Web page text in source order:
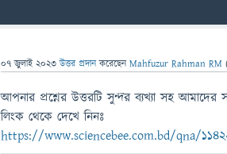
07 জুলাই 2023 উত্তর প্রদান করেছেনMahfuzur Rahman RM
আপনার প্রশ্নের উত্তরটি সুন্দর ব্যখ্যা সহ
লিংক থেকে দেখে নিনঃ
https://www.sciencebee.com.bd/qna/